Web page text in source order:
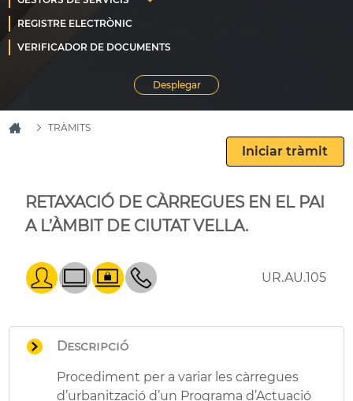
TRÀMITS
RETAXACIÓ DE CÀRREGUES EN EL PAI
A L’ÀMBIT DE CIUTAT VELLA.
UR.AU.105
Descripció
Procediment per a variar les càrregues
d’urbanització d’un Programa d’Actuació